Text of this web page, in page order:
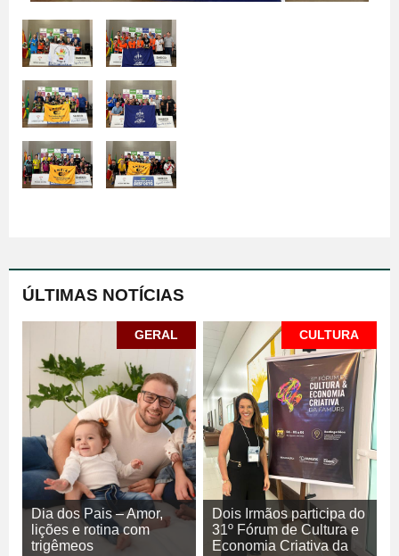
ÚLTIMAS NOTÍCIAS
GERAL
Dia dos Pais – Amor,
lições e rotina com
trigêmeos
CULTURA
Dois Irmãos participa do
31º Fórum de Cultura e
Economia Criativa da